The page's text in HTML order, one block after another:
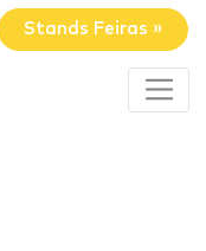
Stands Feiras »